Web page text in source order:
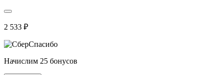
2 533 ₽
Начислим 25 бонусов